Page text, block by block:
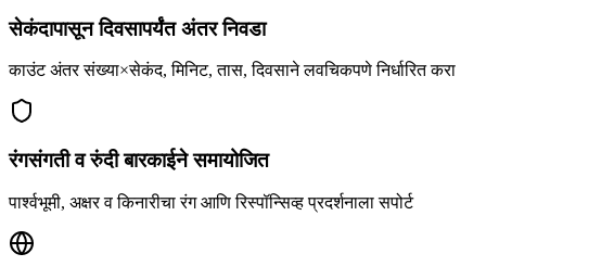
सेकंदापासून दिवसापर्यंत अंतर निवडा
काउंट अंतर संख्या×सेकंद, मिनिट, तास, दिवसाने लवचिकपणे निर्धारित करा
रंगसंगती व रुंदी बारकाईने समायोजित
पार्श्वभूमी, अक्षर व किनारीचा रंग आणि रिस्पॉन्सिव्ह प्रदर्शनाला सपोर्ट